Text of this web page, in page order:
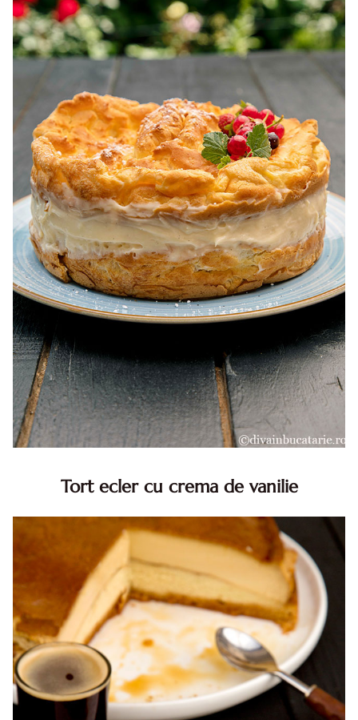
Tort ecler cu crema de vanilie
Reteta tort ecler. Tort ecler cu crema vanilie. Reteta
Karpatka